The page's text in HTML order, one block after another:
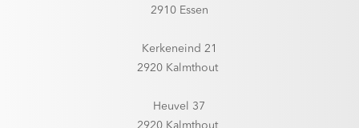
2910 Essen
Kerkeneind 21
2920 Kalmthout
Heuvel 37
2920 Kalmthout